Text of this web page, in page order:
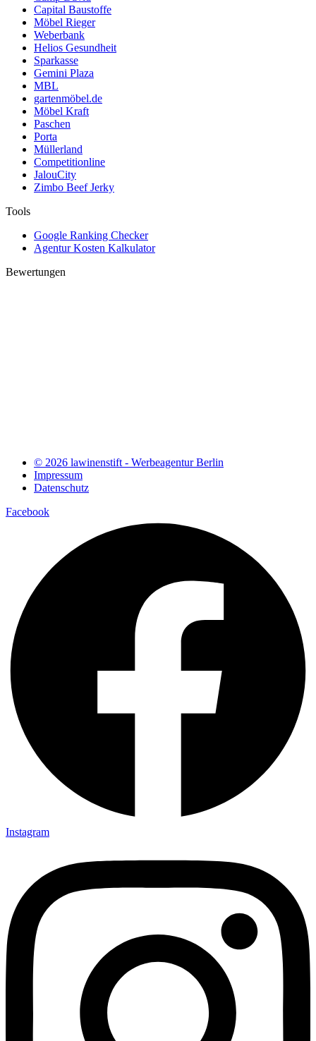
Capital Baustoffe
Möbel Rieger
Weberbank
Helios Gesundheit
Sparkasse
Gemini Plaza
MBL
gartenmöbel.de
Möbel Kraft
Paschen
Porta
Müllerland
Competitionline
JalouCity
Zimbo Beef Jerky
Tools
Google Ranking Checker
Agentur Kosten Kalkulator
Bewertungen
© 2026 lawinenstift - Werbeagentur Berlin
Impressum
Datenschutz
Facebook
Instagram